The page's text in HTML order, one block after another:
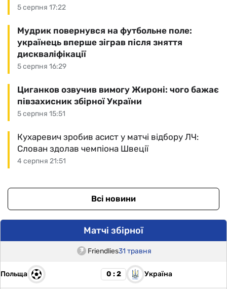
5 серпня 17:22
5 серпня 16:29
Мудрик повернувся на футбольне поле:
українець вперше зіграв після зняття
дискваліфікації
5 серпня 15:51
Циганков озвучив вимогу Жироні: чого бажає
півзахисник збірної України
4 серпня 21:51
Кухаревич зробив асист у матчі відбору ЛЧ:
Слован здолав чемпіона Швеції
Всі новини
Матчі збірної
Friendlies31 травня
Польща 0 : 2 Україна